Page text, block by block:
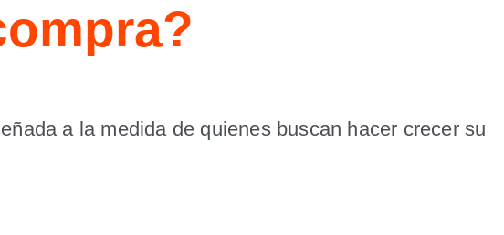
a la medida de quienes buscan hacer crecer su